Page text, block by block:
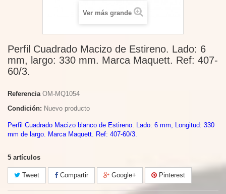
Ver más grande
Perfil Cuadrado Macizo de Estireno. Lado: 6
mm, largo: 330 mm. Marca Maquett. Ref: 407-
60/3.
Referencia OM-MQ1054
Condición: Nuevo producto
Perfil Cuadrado Macizo blanco de Estireno. Lado: 6 mm, Longitud: 330
mm de largo. Marca Maquett. Ref: 407-60/3.
5 artículos
Tweet Compartir Google+ Pinterest